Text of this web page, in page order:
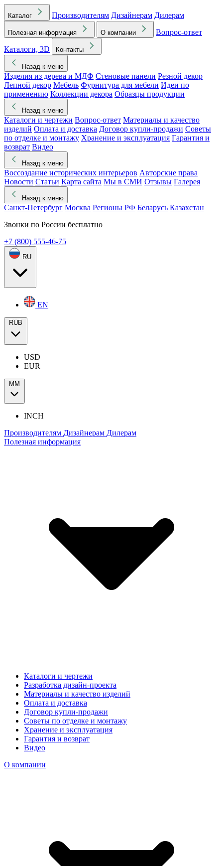
Каталог Производителям Дизайнерам Дилерам
Полезная информация О компании
Вопрос-ответ
Каталоги, 3D
Контакты
Назад к меню
Изделия из дерева и МДФ Стеновые панели Резной декор
Лепной декор Мебель Фурнитура для мебели Идеи по
применению Коллекции декора Образцы продукции
Назад к меню
Каталоги и чертежи Вопрос-ответ Материалы и качество
изделий Оплата и доставка Договор купли-продажи Советы
по отделке и монтажу Хранение и эксплуатация Гарантия и
возврат Видео
Назад к меню
Воссоздание исторических интерьеров Авторские права
Новости Статьи Карта сайта Мы в СМИ Отзывы Галерея
Назад к меню
Санкт-Петербург Москва Регионы РФ Беларусь Казахстан
Звонки по России бесплатно
+7 (800) 555-46-75
RU
EN
RUB
USD
EUR
ММ
INCH
Производителям Дизайнерам Дилерам
Полезная информация
Каталоги и чертежи
Разработка дизайн-проекта
Материалы и качество изделий
Оплата и доставка
Договор купли-продажи
Советы по отделке и монтажу
Хранение и эксплуатация
Гарантия и возврат
Видео
О компании